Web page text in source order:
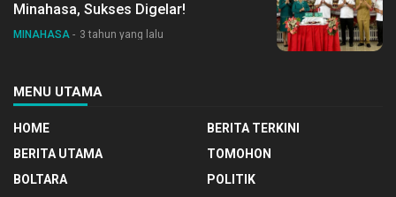
Minahasa, Sukses Digelar!
MINAHASA 3 tahun yang lalu
MENU UTAMA
HOME
BERITA TERKINI
BERITA UTAMA
TOMOHON
BOLTARA
POLITIK